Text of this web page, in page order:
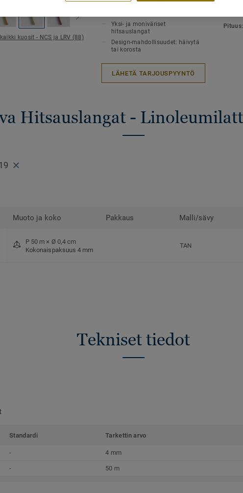
kuosit - NCS ja LRV (88)
Yksi- ja moniväriset
hitsauslangat
Design-mahdollisuudet: häivytä
tai korosta
Pituus:
LÄHETÄ TARJOUSPYYNTÖ
Hitsauslangat -
Muoto ja koko Pakkaus Malli/sävy
P 50 m × Ø 0,4 cm
Kokonaispaksuus 4 mm
TAN
Tekniset tiedot
Standardi Tarkettin arvo
- 4 mm
- 50 m